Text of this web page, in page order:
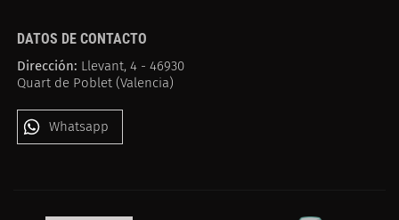
DATOS DE CONTACTO
Dirección: Llevant, 4 - 46930
Quart de Poblet (Valencia)
Whatsapp